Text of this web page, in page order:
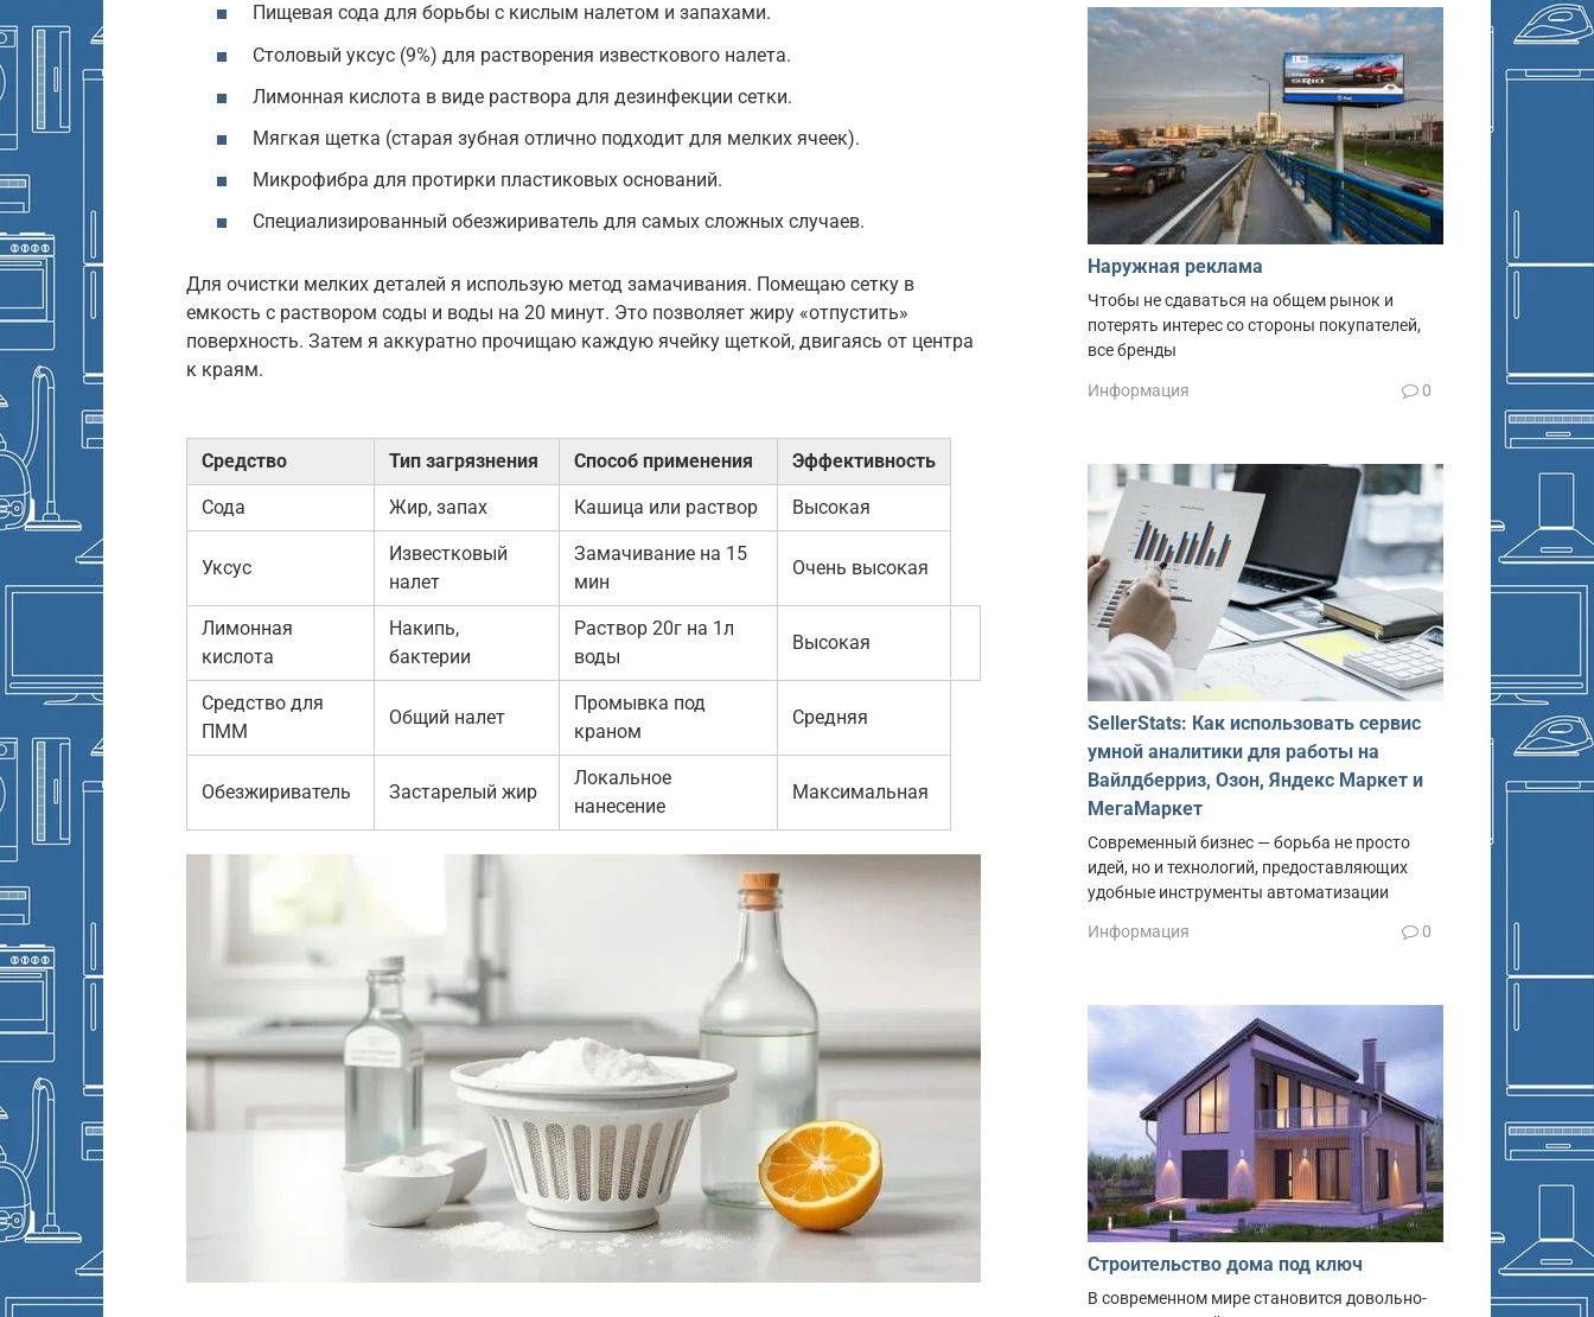
Пищевая сода для борьбы с кислым налетом и запахами.
Столовый уксус (9%) для растворения известкового налета.
Лимонная кислота в виде раствора для дезинфекции сетки.
Мягкая щетка (старая зубная отлично подходит для мелких ячеек).
Микрофибра для протирки пластиковых оснований.
Специализированный обезжириватель для самых сложных случаев.
Для очистки мелких деталей я использую метод замачивания. Помещаю сетку в
емкость с раствором соды и воды на 20 минут. Это позволяет жиру «отпустить»
поверхность. Затем я аккуратно прочищаю каждую ячейку щеткой, двигаясь от центра
к краям.
Средство Тип загрязнения Способ применения Эффективность
Сода Жир, запах Кашица или раствор Высокая
Уксус
Известковый
налет
Замачивание на 15
мин
Очень высокая
Лимонная
кислота
Накипь,
бактерии
Раствор 20г на 1л
воды
Высокая
Средство для
ПММ
Общий налет
Промывка под
краном
Средняя
Обезжириватель Застарелый жир
Локальное
нанесение
Максимальная
Наружная реклама
Чтобы не сдаваться на общем рынок и
потерять интерес со стороны покупателей,
все бренды
Информация 0
SellerStats: Как использовать сервис
умной аналитики для работы на
Вайлдберриз, Озон, Яндекс Маркет и
МегаМаркет
Современный бизнес — борьба не просто
идей, но и технологий, предоставляющих
удобные инструменты автоматизации
Информация 0
Строительство дома под ключ
В современном мире становится довольно-